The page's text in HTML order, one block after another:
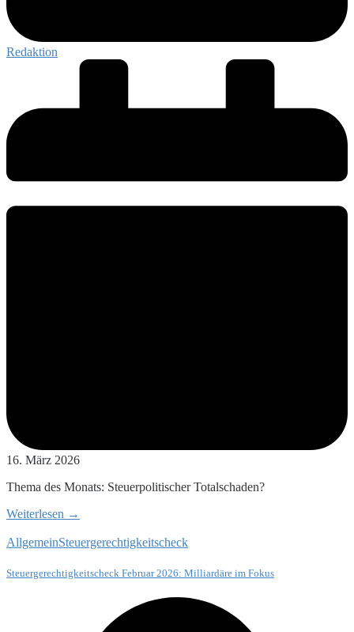
Redaktion
16. März 2026
Thema des Monats: Steuerpolitischer Totalschaden?
Weiterlesen →
AllgemeinSteuergerechtigkeitscheck
Steuergerechtigkeitscheck Februar 2026: Milliardäre im Fokus